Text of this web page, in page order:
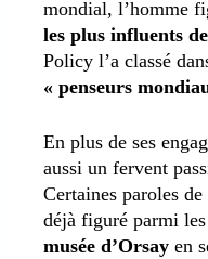
mondial, l’homme
les plus influents
Policy l’a classé
« penseurs
En plus de ses
aussi un fervent
Certaines paroles
déjà figuré parmi
musée d’Orsay en